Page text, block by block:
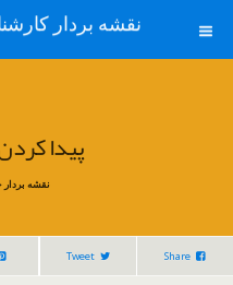
نقشه بردار
پیدا
نقشه بردار
Share
Tweet